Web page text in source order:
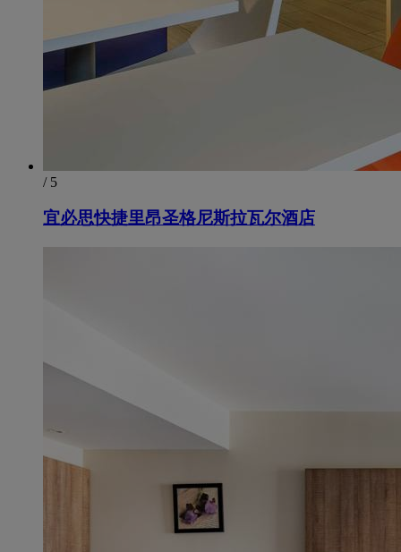
/ 5
宜必思快捷里昂圣格尼斯拉瓦尔酒店